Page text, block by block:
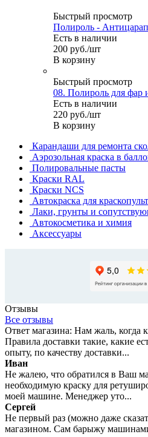
Быстрый просмотр
Полироль -
Есть в наличии
200 руб./шт
В корзину
Быстрый просмотр
08. Полироль для фар
Есть в наличии
220 руб./шт
В корзину
Карандаши для ремонта
Аэрозольная краска в
Полировальные пасты
Краски RAL
Краски NCS
Автокраска для
Лаки, грунты и
Автокосметика и химия
Аксессуары
Отзывы
Все отзывы
Ответ магазина: Нам жаль, когда
Правила доставки такие, какие
опыту, по качеству доставки...
Иван
Не жалею, что обратился в Ваш
необходимую краску для
моей машине. Менеджер уто...
Сергей
Не первый раз (можно даже
магазином. Сам барыжу машинами